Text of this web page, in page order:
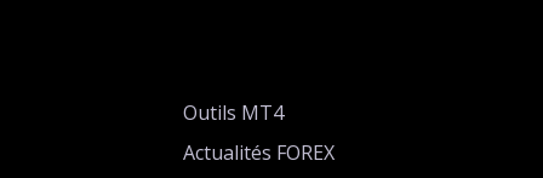
Outils MT4
Actualités FOREX